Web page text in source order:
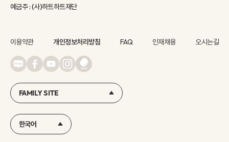
예금주 : (사)하트하트재단
이용약관 개인정보처리방침 FAQ 인재채용 오시는길
FAMILY SITE
한국어